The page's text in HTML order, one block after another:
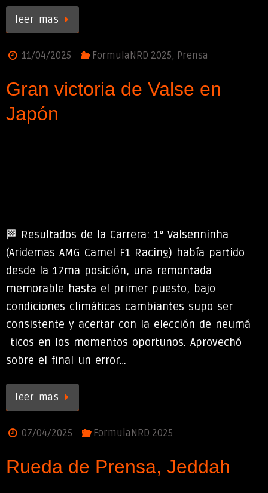
leer mas
11/04/2025 FormulaNRD 2025, Prensa
Gran victoria de Valse en
Japón
🏁 Resultados de la Carrera: 1° Valsenninha
(Aridemas AMG Camel F1 Racing) había partido
desde la 17ma posición, una remontada
memorable hasta el primer puesto, bajo
condiciones climáticas cambiantes supo ser
consistente y acertar con la elección de neumá
ticos en los momentos oportunos. Aprovechó
sobre el final un error…
leer mas
07/04/2025 FormulaNRD 2025
Rueda de Prensa, Jeddah